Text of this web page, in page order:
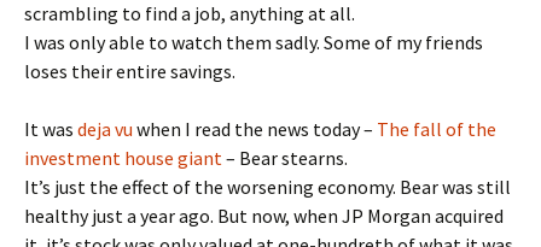
scrambling to find a job, anything at all.
I was only able to watch them sadly. Some of my friends
loses their entire savings.
It was deja vu when I read the news today – The fall of the
investment house giant– Bear stearns.
It’s just the effect of the worsening economy. Bear was still
healthy just a year ago. But now, when JP Morgan acquired